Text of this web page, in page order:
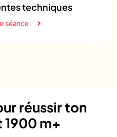
techniques
séance
réussir ton
1900 m+